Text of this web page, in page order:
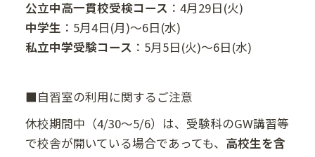
公立中高一貫校受検コース ：4月29日(火)
中学生 ：5月4日(月)～6日(水)
私立中学受験コース ：5月5日(火)～6日(水)
■自習室の利用に関するご注意
休校期間中（4/30〜5/6）は、受験科のGW講習等
で校舎が開いている場合であっても、 高校生を含